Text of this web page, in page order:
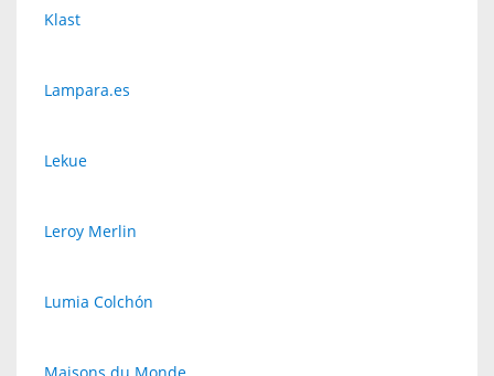
Klast
Lampara.es
Lekue
Leroy Merlin
Lumia Colchón